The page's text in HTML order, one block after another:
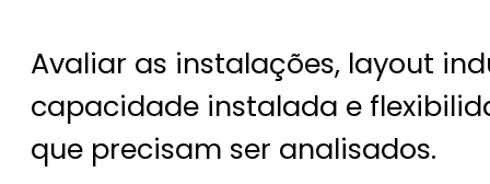
Avaliar as instalações, layout
capacidade instalada e
que precisam ser analisados.